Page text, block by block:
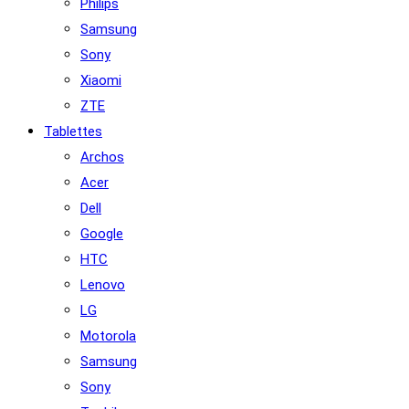
Philips
Samsung
Sony
Xiaomi
ZTE
Tablettes
Archos
Acer
Dell
Google
HTC
Lenovo
LG
Motorola
Samsung
Sony